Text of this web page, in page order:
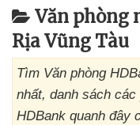
Văn phòng
Rịa Vũng Tàu
Tìm Văn phòng
nhất, danh sách các
HDBank quanh đây